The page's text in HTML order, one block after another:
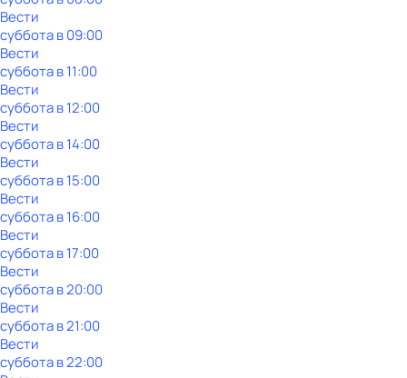
Вести
субботав09:00
Вести
субботав11:00
Вести
субботав12:00
Вести
субботав14:00
Вести
субботав15:00
Вести
субботав16:00
Вести
субботав17:00
Вести
субботав20:00
Вести
субботав21:00
Вести
субботав22:00